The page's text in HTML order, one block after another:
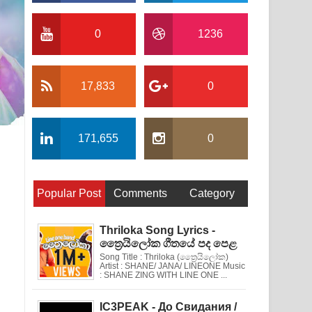
0 1236
17,833 0
171,655 0
Popular Post Comments Category
Thriloka Song Lyrics -
ත්‍රෛයිලෝක ගීතයේ පද පෙළ
Song Title : Thriloka (ත්‍රෛයිලෝක)
Artist : SHANE/ JANA/ LINEONE Music
: SHANE ZING WITH LINE ONE ...
IC3PEAK - До Свидания /